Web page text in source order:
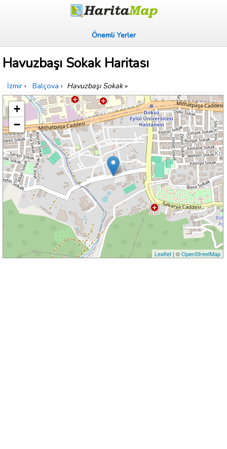
Önemli Yerler
Havuzbaşı Sokak Haritası
İzmir › Balçova › Havuzbaşı Sokak»
+
−
Leaflet| ©OpenStreetMap